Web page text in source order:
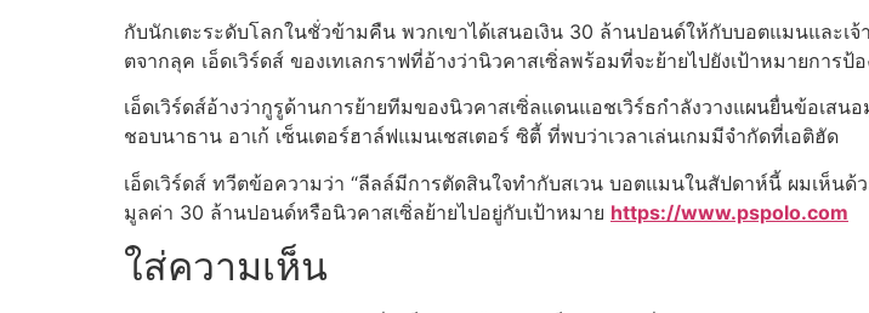
กับนักเตะระดับโลกในชั่วข้ามคืน พวกเขาได้เสนอเงิน 30 ล้านปอนด์ให้กับบอตแมนและเ
ตจากลุค เอ็ดเวิร์ดส์ ของเทเลกราฟที่อ้างว่านิวคาสเซิ่ลพร้อมที่จะย้ายไปยังเป้าหมายกา
เอ็ดเวิร์ดส์อ้างว่ากูรูด้านการย้ายทีมของนิวคาสเซิ่ลแดนแอชเวิร์ธกําลังวางแผนยื่นข้อเส
ชอบนาธาน อาเก้ เซ็นเตอร์ฮาล์ฟแมนเชสเตอร์ ซิตี้ ที่พบว่าเวลาเล่นเกมมีจํากัดที่เอติฮัด
เอ็ดเวิร์ดส์ ทวีตข้อความว่า “ลีลล์มีการตัดสินใจทํากับสเวน บอตแมนในสัปดาห์นี้ ผมเห็น
มูลค่า 30 ล้านปอนด์หรือนิวคาสเซิ่ลย้ายไปอยู่กับเป้าหมาย https://www.pspolo.com
ใส่ความเห็น